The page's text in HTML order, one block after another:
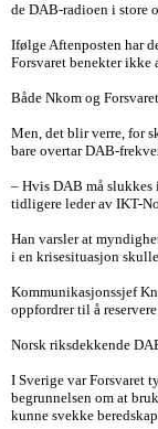
de DAB-radioen i store
Ifølge Aftenposten har
Forsvaret benekter ikke
Både Nkom og
Men, det blir verre, for
bare overtar DAB-
– Hvis DAB må slukkes
tidligere leder av IKT-
Han varsler at
i en krisesituasjon
Kommunikasjonssjef
oppfordrer til å
Norsk riksdekkende
I Sverige var Forsvaret
begrunnelsen om at
kunne svekke